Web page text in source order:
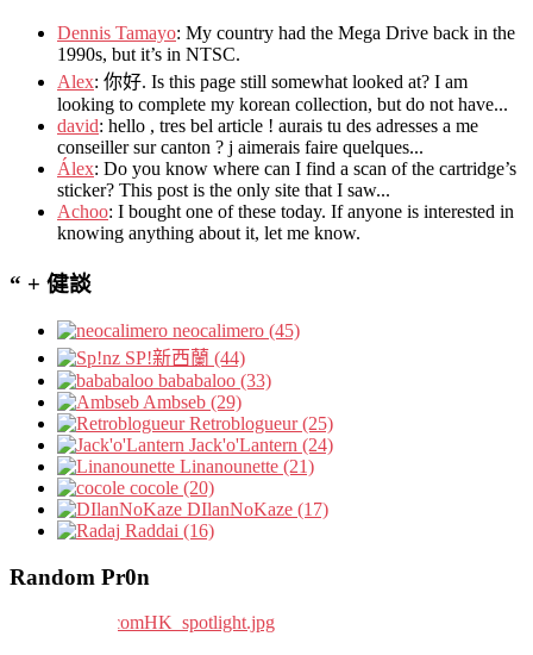
Dennis Tamayo: My country had the Mega Drive back in the
1990s, but it’s in NTSC.
Alex: 你好. Is this page still somewhat looked at? I am
looking to complete my korean collection, but do not have...
david: hello , tres bel article ! aurais tu des adresses a me
conseiller sur canton ? j aimerais faire quelques...
Álex: Do you know where can I find a scan of the cartridge’s
sticker? This post is the only site that I saw...
Achoo: I bought one of these today. If anyone is interested in
knowing anything about it, let me know.
“ + 健談
neocalimero (45)
SP!新西蘭 (44)
bababaloo (33)
Ambseb (29)
Retroblogueur (25)
Jack'o'Lantern (24)
Linanounette (21)
cocole (20)
DIlanNoKaze (17)
Raddai (16)
Random Pr0n